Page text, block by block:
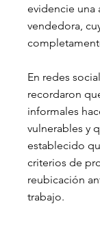
evidencie una
vendedora,
En redes
recordaron
informales
vulnerables y
establecido
criterios de
reubicación
trabajo.